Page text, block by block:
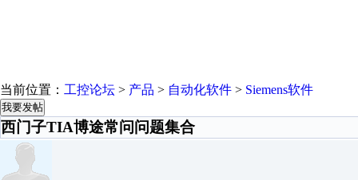
当前位置： 工控论坛 > 产品 > 自动化软件 > Siemens软件
我要发帖
西门子TIA博途常问问题集合